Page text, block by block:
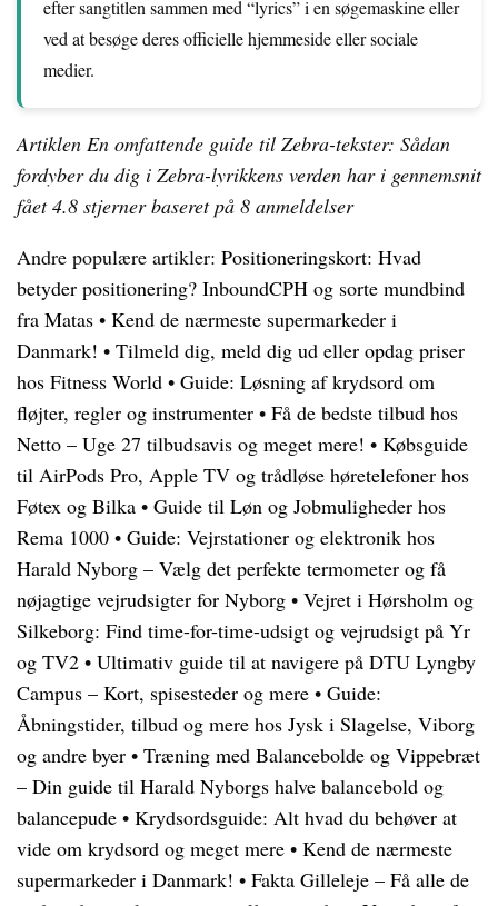
efter sangtitlen sammen med “lyrics” i en søgemaskine eller
ved at besøge deres officielle hjemmeside eller sociale
medier.
Artiklen En omfattende guide til Zebra-tekster: Sådan
fordyber du dig i Zebra-lyrikkens verden har i gennemsnit
fået4.8 stjerner baseret på 8 anmeldelser
Andre populære artikler: Positioneringskort: Hvad
betyder positionering? InboundCPH og sorte mundbind
fra Matas • Kend de nærmeste supermarkeder i
Danmark! • Tilmeld dig, meld dig ud eller opdag priser
hos Fitness World • Guide: Løsning af krydsord om
fløjter, regler og instrumenter • Få de bedste tilbud hos
Netto – Uge 27 tilbudsavis og meget mere! • Købsguide
til AirPods Pro, Apple TV og trådløse høretelefoner hos
Føtex og Bilka • Guide til Løn og Jobmuligheder hos
Rema 1000 • Guide: Vejrstationer og elektronik hos
Harald Nyborg – Vælg det perfekte termometer og få
nøjagtige vejrudsigter for Nyborg • Vejret i Hørsholm og
Silkeborg: Find time-for-time-udsigt og vejrudsigt på Yr
og TV2 • Ultimativ guide til at navigere på DTU Lyngby
Campus – Kort, spisesteder og mere • Guide:
Åbningstider, tilbud og mere hos Jysk i Slagelse, Viborg
og andre byer • Træning med Balancebolde og Vippebræt
– Din guide til Harald Nyborgs halve balancebold og
balancepude • Krydsordsguide: Alt hvad du behøver at
vide om krydsord og meget mere • Kend de nærmeste
supermarkeder i Danmark! • Fakta Gilleleje – Få alle de